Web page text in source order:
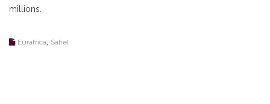
millions.
Eurafrica Sahel